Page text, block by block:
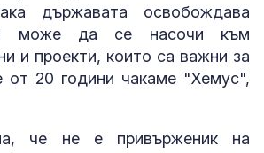
държавата освобождава
може да се насочи към
и проекти, които са важни за
от 20 години чакаме "Хемус",
че не е привърженик на